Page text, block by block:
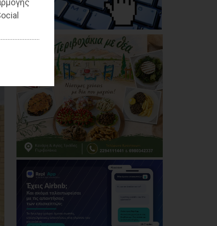
Ζούτσο;
06/08/2026
Δήμος Μαραθώνα: Το
νέο πρόγραμμα «Ο,ΤΙ
ΕΓΙΝΕ - ΕΓΙΝΕ 2026»
06/08/2026
Ο Μώραλης αλλάζει
τους δρόμους του
Πειραιά
(photos+video)
06/08/2026
Οι μηνύσεις που
φέρνουν σε δύσκολη
θέση αιρετό των
νοτίων προαστίων
06/08/2026
ο Διόνυσος, «άφαντη»
η Δημοτική Αρχή
06/08/2026